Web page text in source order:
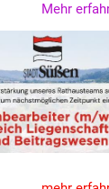
Familien
Kinder
Mehr